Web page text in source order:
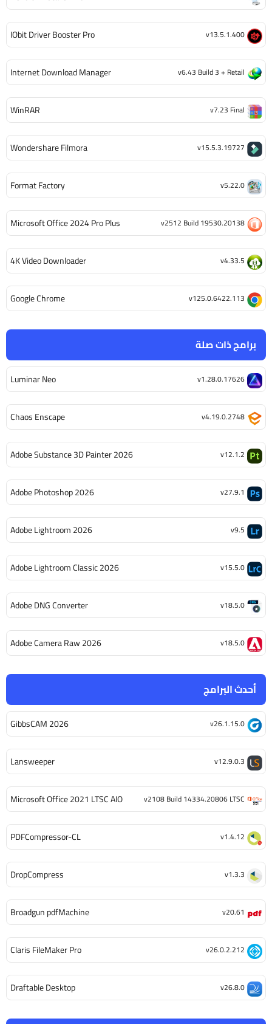
أحدث البرامج
GibbsCAM 2026 v26.1.15.0
Lansweeper v12.9.0.3
Microsoft Office 2021 LTSC AIO v2108 Build 14334.20806 LTSC
PDFCompressor-CL v1.4.12
DropCompress v1.3.3
Broadgun pdfMachine v20.61
Claris FileMaker Pro v26.0.2.212
Draftable Desktop v26.8.0
برامج ذات صلة
Luminar Neo v1.28.0.17626
Chaos Enscape v4.19.0.2748
Adobe Substance 3D Painter 2026 v12.1.2
Adobe Photoshop 2026 v27.9.1
Adobe Lightroom 2026 v9.5
Adobe Lightroom Classic 2026 v15.5.0
Adobe DNG Converter v18.5.0
Adobe Camera Raw 2026 v18.5.0
IObit Driver Booster Pro v13.5.1.400
Internet Download Manager v6.43 Build 3 + Retail
WinRAR v7.23 Final
Wondershare Filmora v15.5.3.19727
Format Factory v5.22.0
Microsoft Office 2024 Pro Plus v2512 Build 19530.20138
4K Video Downloader v4.33.5
Google Chrome v125.0.6422.113